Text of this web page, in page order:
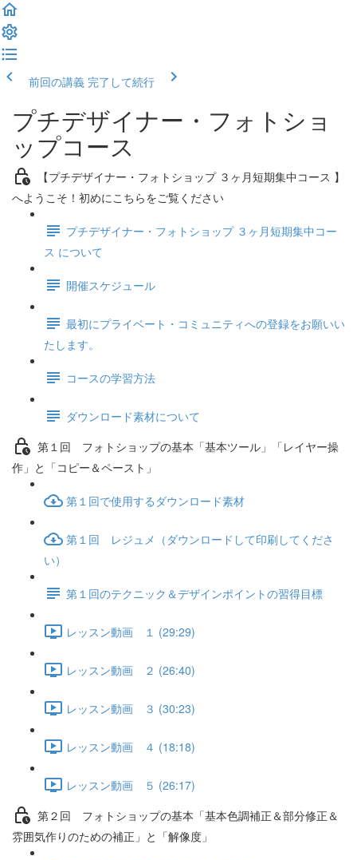
前回の講義 完了して続行
プチデザイナー・フォトショ
ップコース
【プチデザイナー・フォトショップ ３ヶ月短期集中コース 】
へようこそ！初めにこちらをご覧ください
プチデザイナー・フォトショップ ３ヶ月短期集中コー
ス について
開催スケジュール
最初にプライベート・コミュニティへの登録をお願いい
たします。
コースの学習方法
ダウンロード素材について
第１回 フォトショップの基本「基本ツール」「レイヤー操
作」と「コピー＆ペースト」
第１回で使用するダウンロード素材
第１回 レジュメ（ダウンロードして印刷してくださ
い）
第１回のテクニック＆デザインポイントの習得目標
レッスン動画 １ (29:29)
レッスン動画 ２ (26:40)
レッスン動画 ３ (30:23)
レッスン動画 ４ (18:18)
レッスン動画 ５ (26:17)
第２回 フォトショップの基本「基本色調補正＆部分修正＆
雰囲気作りのための補正」と「解像度」